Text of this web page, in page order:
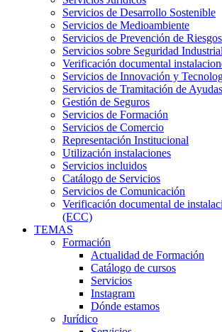
Servicios de Desarrollo Sostenible
Servicios de Medioambiente
Servicios de Prevención de
Servicios sobre Seguridad Industrial
Verificación documental
Servicios de Innovación y
Servicios de Tramitación de
Gestión de Seguros
Servicios de Formación
Servicios de Comercio
Representación Institucional
Utilización instalaciones
Servicios incluidos
Catálogo de Servicios
Servicios de Comunicación
Verificación documental de
(ECC)
TEMAS
Formación
Actualidad de Formación
Catálogo de cursos
Servicios
Instagram
Dónde estamos
Jurídico